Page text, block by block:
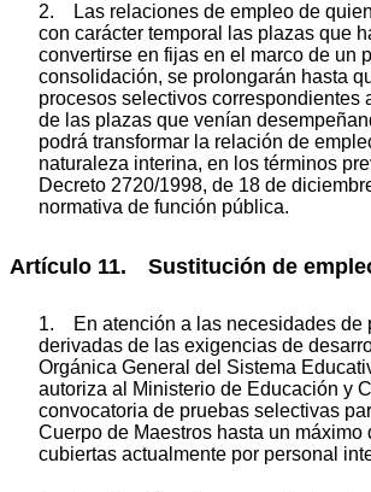
2. Las relaciones de empleo de
con carácter temporal las plazas que
convertirse en fijas en el marco de un
consolidación, se prolongarán hasta
procesos selectivos correspondientes
de las plazas que venían
podrá transformar la relación de
naturaleza interina, en los términos
Decreto 2720/1998, de 18 de
normativa de función pública.
Artículo 11. Sustitución de
1. En atención a las necesidades de
derivadas de las exigencias de
Orgánica General del Sistema
autoriza al Ministerio de Educación y
convocatoria de pruebas selectivas
Cuerpo de Maestros hasta un máximo
cubiertas actualmente por personal